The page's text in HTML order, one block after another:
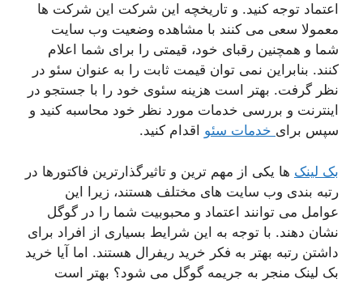
اعتماد توجه کنید. و تاریخچه این شرکت این شرکت ها
معمولا سعی می کنند با مشاهده وضعیت وب سایت
شما و همچنین رقبای خود، قیمتی را برای شما اعلام
کنند. بنابراین نمی توان قیمت ثابت را به عنوان سئو در
نظر گرفت. بهتر است هزینه سئوی خود را با جستجو در
اینترنت و بررسی خدمات مورد نظر خود محاسبه کنید و
سپس برای خدمات سئو اقدام کنید.
بک لینک ها یکی از مهم ترین و تاثیرگذارترین فاکتورها در
رتبه بندی وب سایت های مختلف هستند، زیرا این
عوامل می توانند اعتماد و محبوبیت شما را در گوگل
نشان دهند. با توجه به این شرایط بسیاری از افراد برای
داشتن رتبه بهتر به فکر خرید ریفرال هستند. اما آیا خرید
بک لینک منجر به جریمه گوگل می شود؟ بهتر است